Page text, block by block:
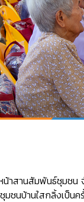
สานสัมพันธ์ชุมชน
ชนบ้านใสกลิ้งเป็น